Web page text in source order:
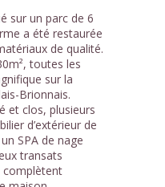
1 /13
sur un parc de 6
a été restaurée
de qualité.
toutes les
sur la
Brionnais.
et clos, plusieurs
d’extérieur de
SPA de nage
transats
complètent